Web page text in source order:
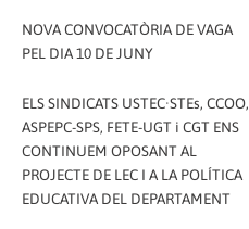
NOVA CONVOCATÒRIA DE VAGA
PEL DIA 10 DE JUNY
ELS SINDICATS USTEC·STEs, CCOO,
ASPEPC-SPS, FETE-UGT i CGT ENS
CONTINUEM OPOSANT AL
PROJECTE DE LEC I A LA POLÍTICA
EDUCATIVA DEL DEPARTAMENT